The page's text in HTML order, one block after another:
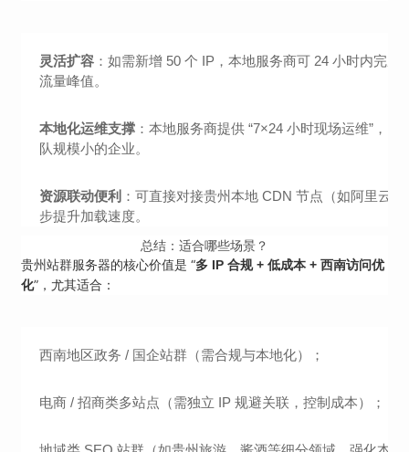
灵活扩容 ：如需新增 50 个 IP，本地服务商可 24 小时内完
流量峰值。
本地化运维支撑 ：本地服务商提供 “7×24 小时现场运维”，
队规模小的企业。
资源联动便利 ：可直接对接贵州本地 CDN 节点（如阿里云
步提升加载速度。
总结：适合哪些场景？
贵州站群服务器的核心价值是 “多 IP 合规 + 低成本 + 西南访问优
化”，尤其适合：
西南地区政务 / 国企站群（需合规与本地化）；
电商 / 招商类多站点（需独立 IP 规避关联，控制成本）；